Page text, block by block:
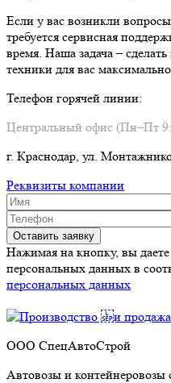
Если у вас возникли
требуется сервисная
время. Наша задача –
техники для вас
Телефон горячей линии:
Центральный офис (Пн–Пт
г. Краснодар, ул.
Реквизиты компании
Нажимая на кнопку, вы даете
персональных данных в
персональных данных
ООО СпецАвтоСтрой
Автовозы и контейнеровозы